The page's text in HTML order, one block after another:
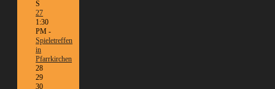
S
27
1:30
PM -
Spieletreffen
in
Pfarrkirchen
28
29
30